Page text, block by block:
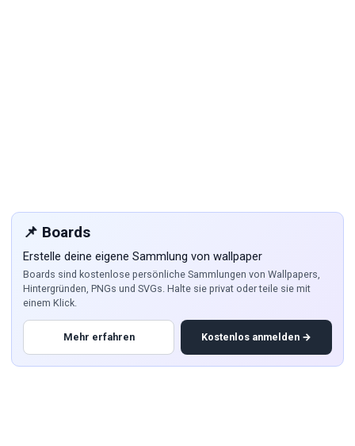
📌 Boards
Erstelle deine eigene Sammlung von wallpaper
Boards sind kostenlose persönliche Sammlungen von Wallpapers,
Hintergründen, PNGs und SVGs. Halte sie privat oder teile sie mit
einem Klick.
Mehr erfahren Kostenlos anmelden →